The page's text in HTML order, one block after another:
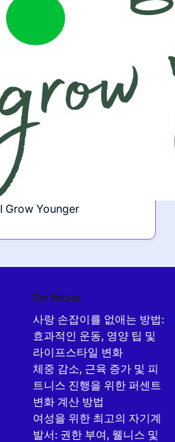
I Grow Younger
On focus
사랑 손잡이를 없애는 방법:
효과적인 운동, 영양 팁 및
라이프스타일 변화
체중 감소, 근육 증가 및 피
트니스 진행을 위한 퍼센트
변화 계산 방법
여성을 위한 최고의 자기계
발서: 권한 부여, 웰니스 및